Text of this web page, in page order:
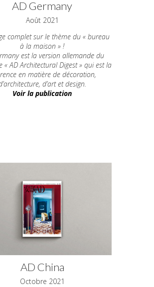
AD Germany
Août 2021
complet sur le thème du « bureau
à la maison » !
est la version allemandedu
« AD Architectural Digest » qui est la
en matière de décoration,
d’art et design.
Voir la publication
AD China
Octobre 2021